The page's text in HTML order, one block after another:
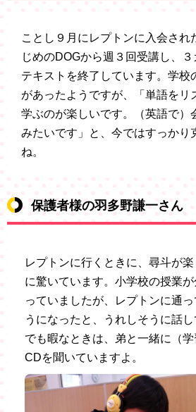
ことし９月にレプトンに入会され
じめのDOGから週３回受講し、
テキストを終了しています。学校
があったようですが、「単語をリ
学ぶのが楽しいです。（英語で）
みたいです」と、今ではすっかり
ね。
保護者様の羽多野謙一さん
レプトンに行くときに、尋斗が
に驚いています。小学校の授業
っていましたが、レプトンに通
うになったと、うれしそうに話
でも暇なときは、弟と一緒に（学
CDを聞いていますよ。